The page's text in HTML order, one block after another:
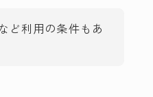
ど利用の条件もあ